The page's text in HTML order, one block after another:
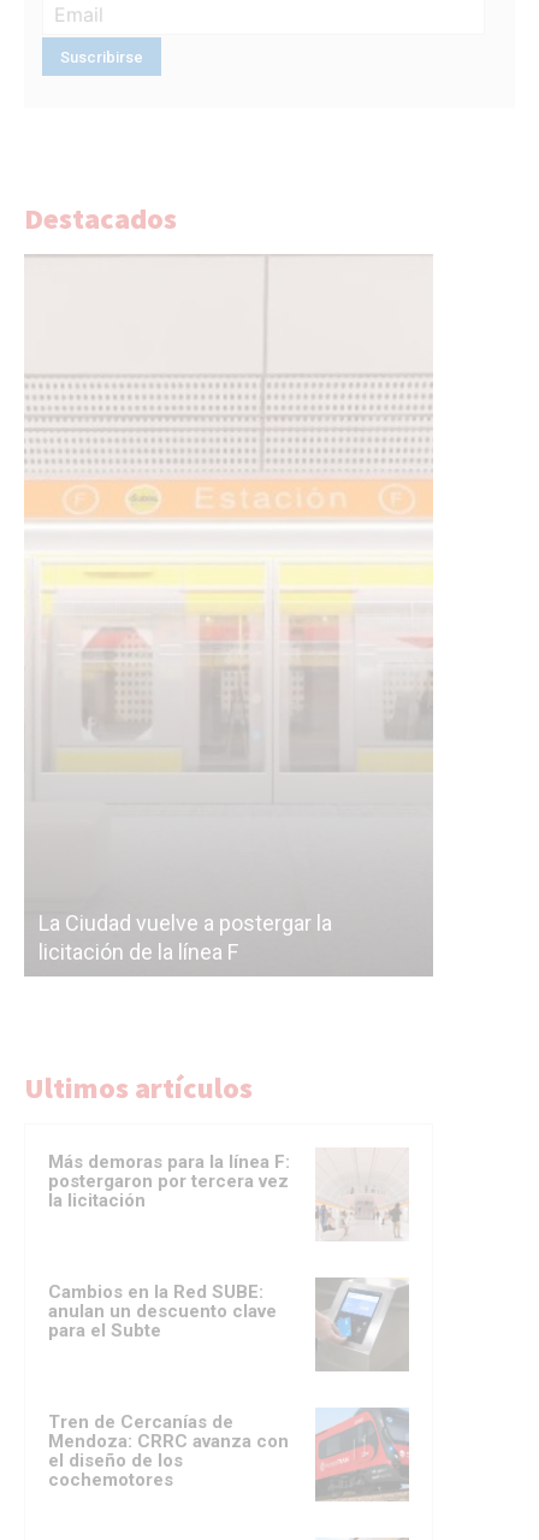
Destacados
La Ciudad vuelve a postergar la
licitación de la línea F
Ultimos artículos
Más demoras para la línea F:
postergaron por tercera vez
la licitación
Cambios en la Red SUBE:
anulan un descuento clave
para el Subte
Tren de Cercanías de
Mendoza: CRRC avanza con
el diseño de los
cochemotores